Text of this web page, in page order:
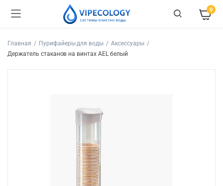
0
Главная Пурифайеры для воды
Аксессуары
Держатель стаканов на винтах AEL белый